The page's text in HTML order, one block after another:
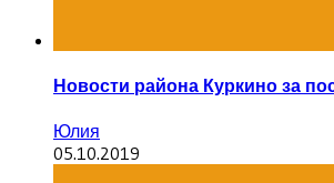
Новости района Куркино за
Юлия
05.10.2019